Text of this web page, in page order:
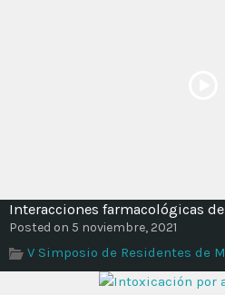
Interacciones farmacológicas
Posted on 5 noviembre, 2021
V Simposio de Residentes de